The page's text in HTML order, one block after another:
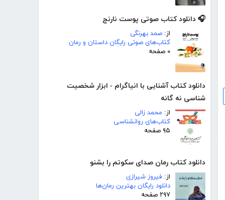
🎧 دانلود کتاب صوتی پوست نارنج
از: صمد بهرنگی
کتاب‌های صوتی رایگان داستان و رمان
۰ صفحه
دانلود کتاب آشنایی با انیاگرام - ابزار شخصیت
شناسی نه گانه
از: محمد زالی
کتاب‌های روانشناسی
۹۵ صفحه
دانلود کتاب رمان صدای سکوتم را بشنو
از: فیروز شیرازی
دانلود رایگان بهترین رمان‌ها
۲۹۷ صفحه